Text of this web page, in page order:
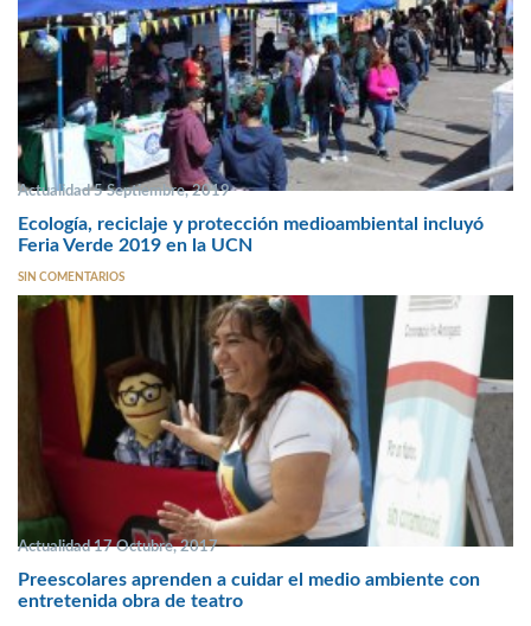
Actualidad 5 Septiembre, 2019
Ecología, reciclaje y protección medioambiental incluyó
Feria Verde 2019 en la UCN
SIN COMENTARIOS
Actualidad 17 Octubre, 2017
Preescolares aprenden a cuidar el medio ambiente con
entretenida obra de teatro